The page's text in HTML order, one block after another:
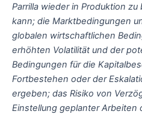
Parrilla wieder in Produktion
kann; die Marktbedingungen
globalen wirtschaftlichen
erhöhten Volatilität und der
Bedingungen für die
Fortbestehen oder der
ergeben; das Risiko von
Einstellung geplanter